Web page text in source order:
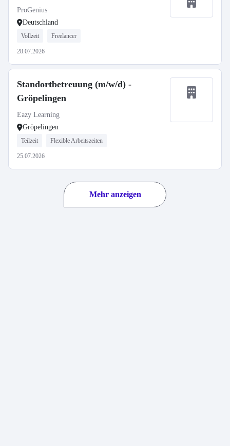
ProGenius
Deutschland
Vollzeit Freelancer
28.07.2026
Standortbetreuung (m/w/d) -
Gröpelingen
Eazy Learning
Gröpelingen
Teilzeit Flexible Arbeitszeiten
25.07.2026
Mehr anzeigen